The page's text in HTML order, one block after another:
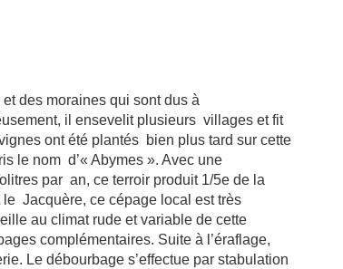
des moraines qui sont dus à
il ensevelit plusieurs villages et fit
ont été plantés bien plus tard sur cette
le nom d’« Abymes ». Avec une
par an, ce terroir produit 1/5e de la
le Jacquère, ce cépage local est très
au climat rude et variable de cette
complémentaires. Suite à l’éraflage,
Le débourbage s’effectue par stabulation